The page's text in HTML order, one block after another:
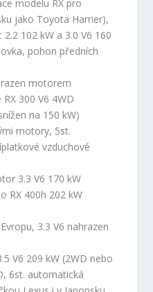
modelu RX pro
jako Toyota Harrier),
102 kW a 3.0 V6 160
pohon předních
motorem
300 V6 4WD
na 150 kW)
motory, 5st.
vzduchové
3.3 V6 170 kW
RX 400h 202 kW
3.3 V6 nahrazen
V6 209 kW (2WD nebo
6st. automatická